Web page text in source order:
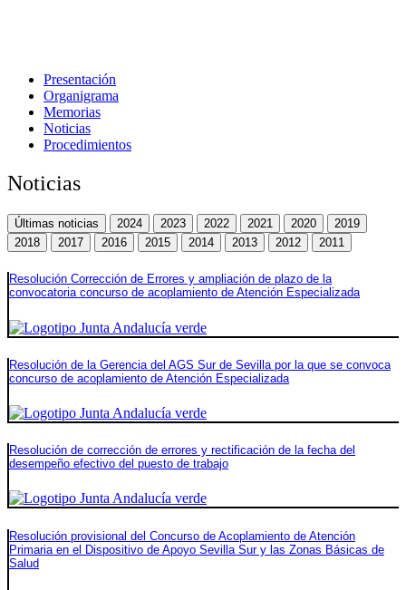
Presentación
Organigrama
Memorias
Noticias
Procedimientos
Noticias
Últimas noticias 2024 2023 2022 2021 2020
2019
2018
2017 2016 2015 2014 2013 2012 2011
Resolución Corrección de Errores y ampliación de plazo de la
convocatoria concurso de acoplamiento de Atención Especializada
Resolución de la Gerencia del AGS Sur de Sevilla por la que se convoca
concurso de acoplamiento de Atención Especializada
Resolución de corrección de errores y rectificación de la fecha del
desempeño efectivo del puesto de trabajo
Resolución provisional del Concurso de Acoplamiento de Atención
Primaria en el Dispositivo de Apoyo Sevilla Sur y las Zonas Básicas de
Salud